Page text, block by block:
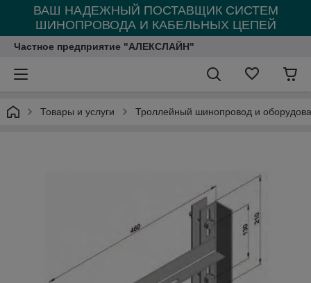
ВАШ НАДЕЖНЫЙ ПОСТАВЩИК СИСТЕМ
ШИНОПРОВОДА И КАБЕЛЬНЫХ ЦЕПЕЙ
Частное предприятие "АЛЕКСЛАЙН"
Товары и услуги Троллейный шинопровод и